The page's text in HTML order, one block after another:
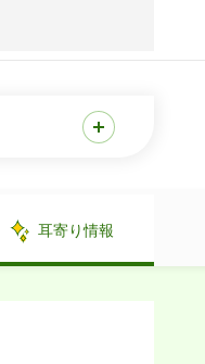
耳寄り情報